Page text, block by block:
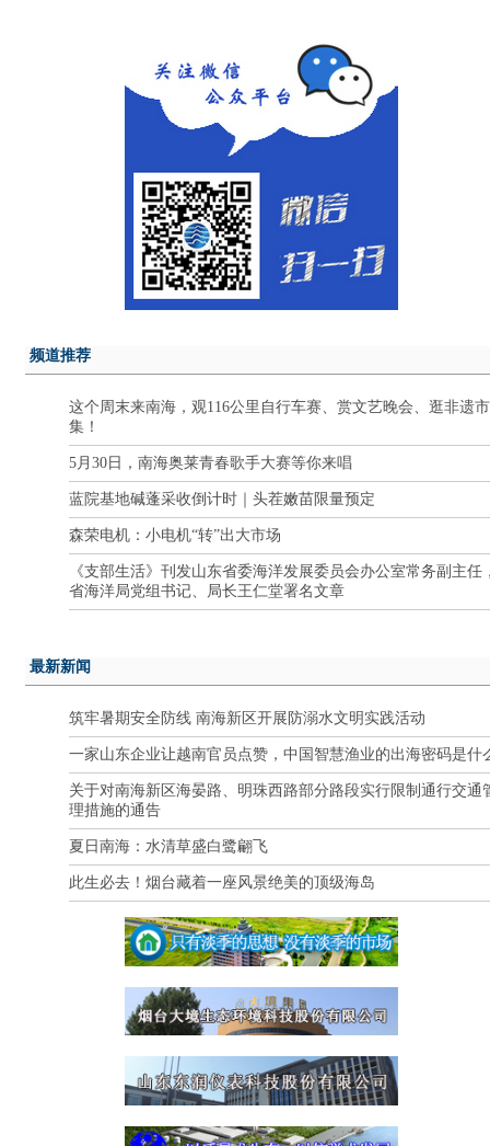
频道推荐
这个周末来南海，观116公里自行车赛、赏文艺晚会、逛非遗市
集！
5月30日，南海奥莱青春歌手大赛等你来唱
蓝院基地碱蓬采收倒计时｜头茬嫩苗限量预定
森荣电机：小电机“转”出大市场
《支部生活》刊发山东省委海洋发展委员会办公室常务副主任
省海洋局党组书记、局长王仁堂署名文章
最新新闻
筑牢暑期安全防线 南海新区开展防溺水文明实践活动
一家山东企业让越南官员点赞，中国智慧渔业的出海密码是什
关于对南海新区海晏路、明珠西路部分路段实行限制通行交通
理措施的通告
夏日南海：水清草盛白鹭翩飞
此生必去！烟台藏着一座风景绝美的顶级海岛